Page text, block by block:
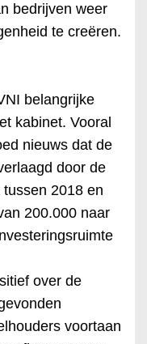
bedrijven weer
te creëren.
belangrijke
kabinet. Vooral
nieuws dat de
door de
2018 en
200.000 naar
over de
voortaan